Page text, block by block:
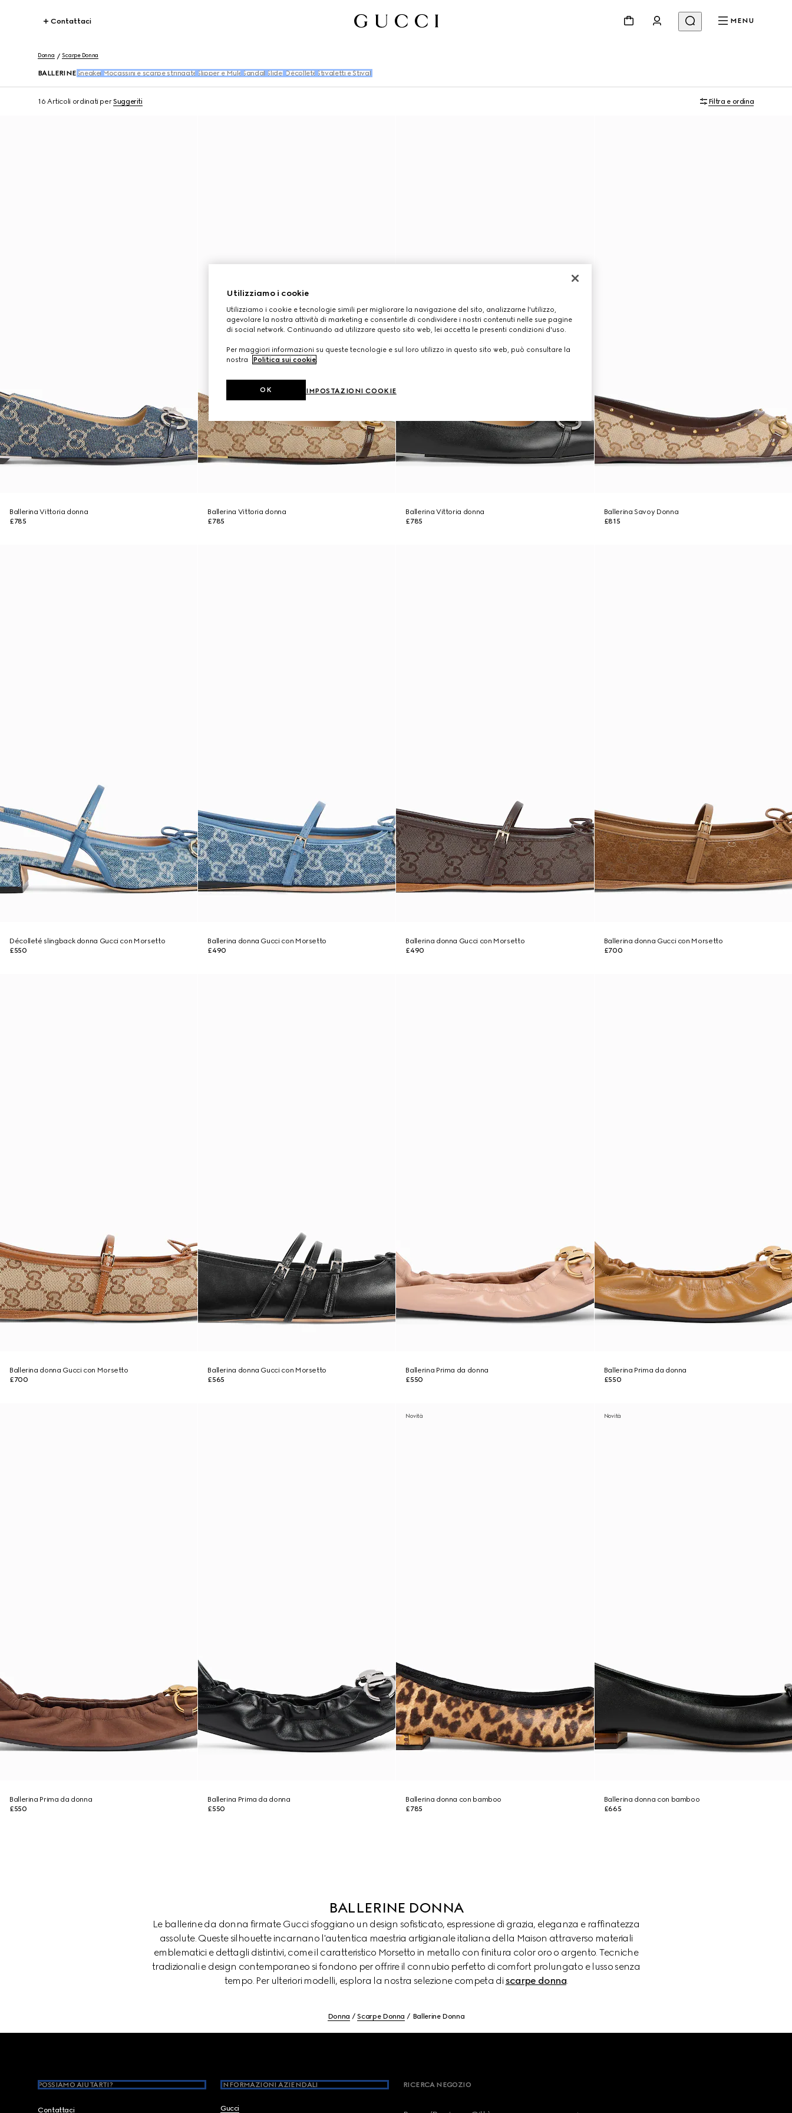
Contattaci MENU
Donna Scarpe Donna
BALLERINE Sneaker Mocassini e scarpe stringate Slipper e Mule Sandali Slider Décolleté Stivaletti e Stivali
16 Articoli ordinati perSuggeriti Filtra e ordina
Ballerina Vittoria donna
£785
Ballerina Vittoria donna
£785
Ballerina Vittoria donna
£785
Ballerina Savoy Donna
£815
Décolleté slingback donna Gucci con Morsetto
£550
Ballerina donna Gucci con Morsetto
£490
Ballerina donna Gucci con Morsetto
£490
Ballerina donna Gucci con Morsetto
£700
Ballerina donna Gucci con Morsetto
£700
Ballerina donna Gucci con Morsetto
£565
Ballerina Prima da donna
£550
Ballerina Prima da donna
£550
Ballerina Prima da donna
£550
Ballerina Prima da donna
£550
Novità
Ballerina donna con bamboo
£785
Novità
Ballerina donna con bamboo
£665
BALLERINE DONNA
Le ballerine da donna firmate Gucci sfoggiano un design sofisticato, espressione di grazia, eleganza e raffinatezza
assolute. Queste silhouette incarnano l'autentica maestria artigianale italiana della Maison attraverso materiali
emblematici e dettagli distintivi, come il caratteristico Morsetto in metallo con finitura color oro o argento. Tecniche
tradizionali e design contemporaneo si fondono per offrire il connubio perfetto di comfort prolungato e lusso senza
tempo. Per ulteriori modelli, esplora la nostra selezione competa di scarpe donna.
Donna Scarpe Donna Ballerine Donna
POSSIAMO AIUTARTI?
Contattaci
INFORMAZIONI AZIENDALI
Gucci
RICERCA NEGOZIO
Utilizziamo i cookie
Utilizziamo i cookie e tecnologie simili per migliorare la navigazione del sito, analizzarne l'utilizzo,
agevolare la nostra attività di marketing e consentirle di condividere i nostri contenuti nelle sue pagine
di social network. Continuando ad utilizzare questo sito web, lei accetta le presenti condizioni d'uso.
Per maggiori informazioni su queste tecnologie e sul loro utilizzo in questo sito web, può consultare la
nostra
Politica sui cookie.
IMPOSTAZIONI COOKIE
OK